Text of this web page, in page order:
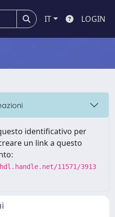
IT LOGIN
identificativo per
un link a questo
11571/3913